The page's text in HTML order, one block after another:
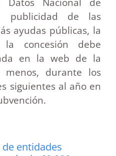
publicidad de las
ayudas públicas, la
la concesión debe
en la web de la
durante los
siguientes al año en
de entidades